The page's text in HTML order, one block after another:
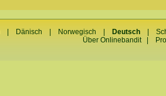
Dänisch Norwegisch Deutsch |
Über Onlinebandit|